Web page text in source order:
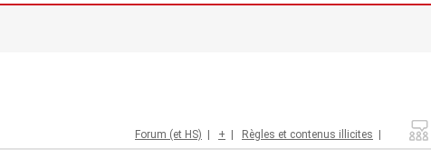
Forum (et HS) + Règles et contenus illicites